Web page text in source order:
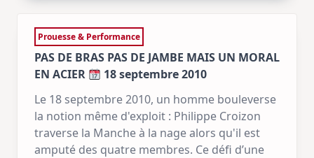
Prouesse & Performance
PAS DE BRAS PAS DE JAMBE MAIS UN MORAL
EN ACIER
18 septembre 2010
Le 18 septembre 2010, un homme bouleverse
la notion même d'exploit : Philippe Croizon
traverse la Manche à la nage alors qu'il est
amputé des quatre membres. Ce défi d’une